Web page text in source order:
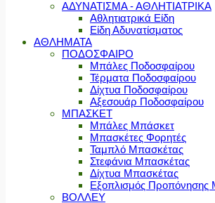
ΑΔΥΝΑΤΙΣΜΑ - ΑΘΛΗΤΙΑΤΡΙΚΑ
Αθλητιατρικά Είδη
Είδη Αδυνατίσματος
ΑΘΛΗΜΑΤΑ
ΠΟΔΟΣΦΑΙΡΟ
Μπάλες Ποδοσφαίρου
Τέρματα Ποδοσφαίρου
Δίχτυα Ποδοσφαίρου
Αξεσουάρ Ποδοσφαίρου
ΜΠΑΣΚΕΤ
Μπάλες Μπάσκετ
Μπασκέτες Φορητές
Ταμπλό Μπασκέτας
Στεφάνια Μπασκέτας
Δίχτυα Μπασκέτας
Εξοπλισμός Προπόνησης
ΒΟΛΛΕΥ